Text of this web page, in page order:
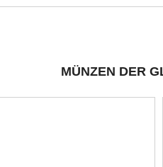
MÜNZEN DER